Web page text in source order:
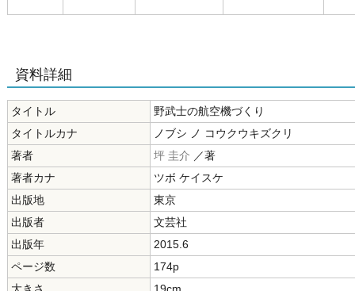
資料詳細
タイトル
野武士の航空機づくり
タイトルカナ
ノブシ ノ コウクウキズクリ
著者
坪 圭介 ／著
著者カナ
ツボ ケイスケ
出版地
東京
出版者
文芸社
出版年
2015.6
ページ数
174p